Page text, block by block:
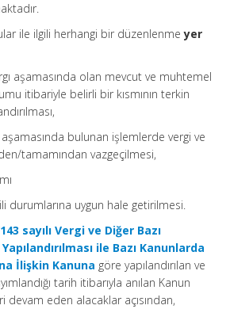
ile ilgili herhangi bir düzenlenmeyer
aşamasında olan mevcut ve muhtemel
itibariyle belirli bir kısmının terkin
bulunan işlemlerde vergi ve
tamamından vazgeçilmesi,
durumlarına uygun hale getirilmesi.
sayılı Vergi ve Diğer Bazı
ile Bazı Kanunlarda
İlişkin Kanuna göre yapılandırılan ve
tarih itibarıyla anılan Kanun
devam eden alacaklar açısından,